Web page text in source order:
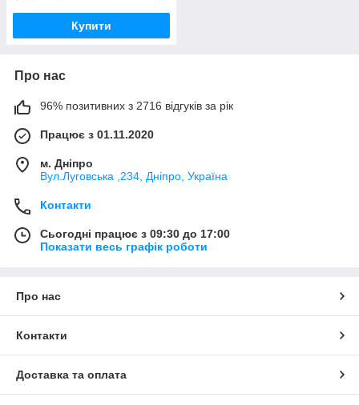
Купити
Про нас
96% позитивних з 2716 відгуків за рік
Працює з 01.11.2020
м. Дніпро
Вул.Луговська ,234, Дніпро, Україна
Контакти
Сьогодні працює з 09:30 до 17:00
Показати весь графік роботи
Про нас
Контакти
Доставка та оплата